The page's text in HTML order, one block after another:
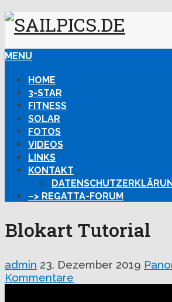
MENU
HOME
3-STAR
FITNESS
SOLAR
FOTOS
VIDEOS
LINKS
KONTAKT
–> REGATTA-FORUM
Blokart Tutorial
admin 23. Dezember 2019
Kommentare